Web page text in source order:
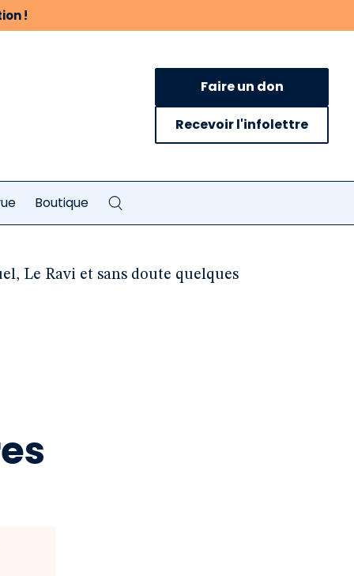
!
Faire un don
Recevoir l'infolettre
Boutique
Le Ravi et sans doute quelques